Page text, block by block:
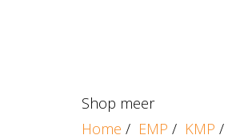
Shop meer
Home / EMP / KMP /